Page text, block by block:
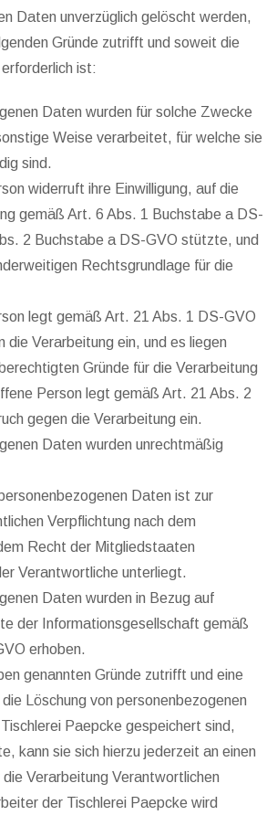
Daten unverzüglich gelöscht werden,
Gründe zutrifft und soweit die
ist:
Daten wurden für solche Zwecke
Weise verarbeitet, für welche sie
sind.
widerruft ihre Einwilligung, auf die
gemäß Art. 6 Abs. 1 Buchstabe a DS-
2 Buchstabe a DS-GVO stützte, und
Rechtsgrundlage für die
legt gemäß Art. 21 Abs. 1 DS-GVO
die Verarbeitung ein, und es liegen
Gründe für die Verarbeitung
Person legt gemäß Art. 21 Abs. 2
gegen die Verarbeitung ein.
Daten wurden unrechtmäßig
Daten ist zur
Verpflichtung nach dem
Recht der Mitgliedstaaten
Verantwortliche unterliegt.
Daten wurden in Bezug auf
der Informationsgesellschaft gemäß
erhoben.
genannten Gründe zutrifft und eine
Löschung von personenbezogenen
Paepcke gespeichert sind,
kann sie sich hierzu jederzeit an einen
Verarbeitung Verantwortlichen
der Tischlerei Paepcke wird